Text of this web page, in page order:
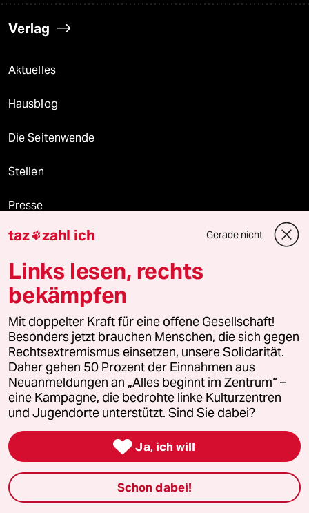
Verlag
Aktuelles
Hausblog
Die Seitenwende
Stellen
Presse
Unterstützen
genossenschaft
taz zahl ich
recherchefonds ausland
panterstiftung
panterpreis 2026
taz zahl ich Gerade nicht
Links lesen, rechts
bekämpfen
Mit doppelter Kraft für eine offene Gesellschaft!
Besonders jetzt brauchen Menschen, die sich gegen
Rechtsextremismus einsetzen, unsere Solidarität.
Daher gehen 50 Prozent der Einnahmen aus
Neuanmeldungen an „Alles beginnt im Zentrum“ –
eine Kampagne, die bedrohte linke Kulturzentren
und Jugendorte unterstützt. Sind Sie dabei?
 Ja, ich will
Schon dabei!